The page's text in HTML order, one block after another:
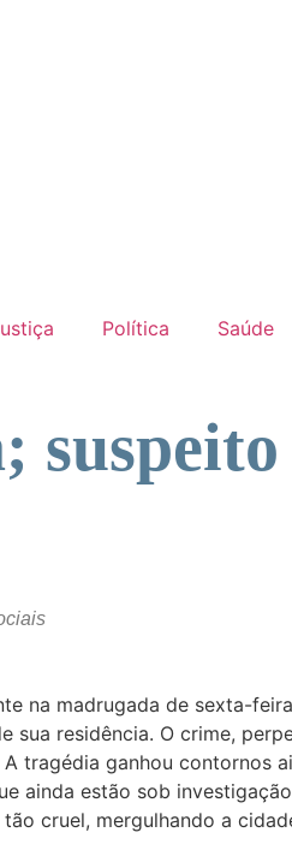
Política Saúde
madrugada de sexta-
sua residência. O crime,
tragédia ganhou contornos
ainda estão sob
cruel, mergulhando a